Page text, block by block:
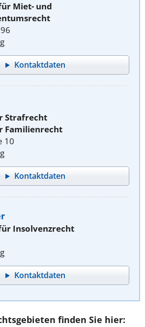
Miet- und
Kontaktdaten
Strafrecht
Familienrecht
10
Kontaktdaten
Insolvenzrecht
Kontaktdaten
finden Sie hier: